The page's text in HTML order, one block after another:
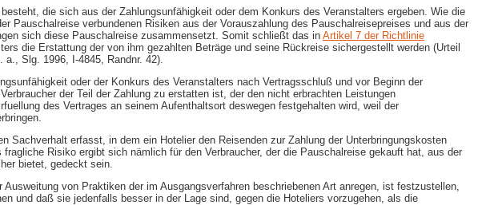
die sich aus der Zahlungsunfähigkeit oder dem Konkurs des Veranstalters ergeben. Wie die
Pauschalreise verbundenen Risiken aus der Vorauszahlung des Pauschalreisepreises und aus der
sich diese Pauschalreise zusammensetzt. Somit schließt das in Artikel 7 der Richtlinie
die Erstattung der von ihm gezahlten Beträge und seine Rückreise sichergestellt werden (Urteil
Slg. 1996, I-​4845, Randnr. 42).
oder der Konkurs des Veranstalters nach Vertragsschluß und vor Beginn der
der Teil der Zahlung zu erstatten ist, der den nicht erbrachten Leistungen
des Vertrages an seinem Aufenthaltsort deswegen festgehalten wird, weil der
Sachverhalt erfasst, in dem ein Hotelier den Reisenden zur Zahlung der Unterbringungskosten
Risiko ergibt sich nämlich für den Verbraucher, der die Pauschalreise gekauft hat, aus der
bietet, gedeckt sein.
Ausweitung von Praktiken der im Ausgangsverfahren beschriebenen Art anregen, ist festzustellen,
und daß sie jedenfalls besser in der Lage sind, gegen die Hoteliers vorzugehen, als die